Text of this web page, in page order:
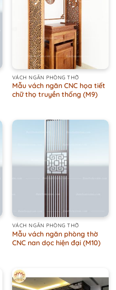
VÁCH NGĂN PHÒNG THỜ
Mẫu vách ngăn CNC họa tiết
chữ thọ truyền thống (M9)
VÁCH NGĂN PHÒNG THỜ
Mẫu vách ngăn phòng thờ
CNC nan dọc hiện đại (M10)